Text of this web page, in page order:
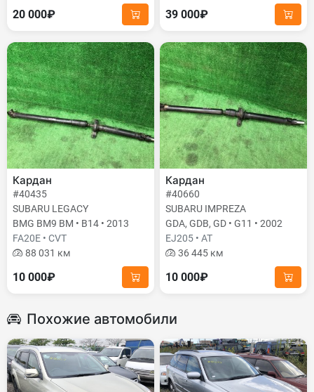
20 000₽ 39 000₽
Кардан
#40435
SUBARU LEGACY
BMG BM9 BM • B14 • 2013
FA20E • CVT
88 031 км
10 000₽
Кардан
#40660
SUBARU IMPREZA
GDA, GDB, GD • G11 • 2002
EJ205 • AT
36 445 км
10 000₽
Похожие автомобили